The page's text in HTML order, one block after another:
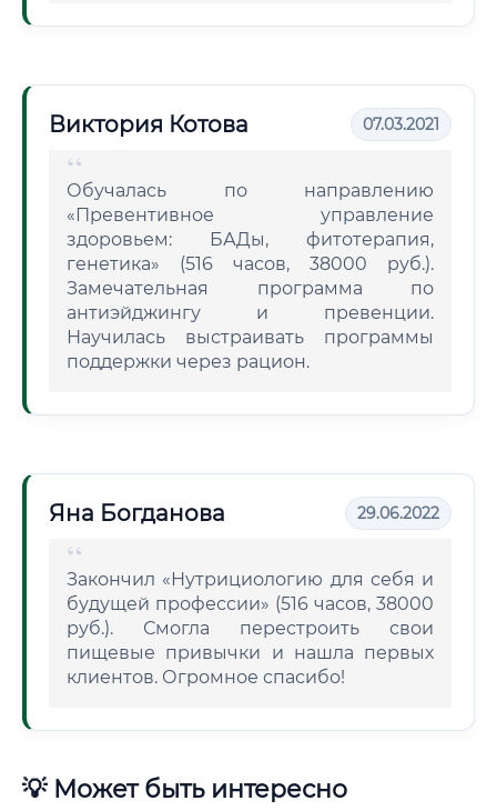
Виктория Котова 07.03.2021
Обучалась по направлению
«Превентивное управление
здоровьем: БАДы, фитотерапия,
генетика» (516 часов, 38000 руб.).
Замечательная программа по
антиэйджингу и превенции.
Научилась выстраивать программы
поддержки через рацион.
Яна Богданова 29.06.2022
Закончил «Нутрициологию для себя и
будущей профессии» (516 часов, 38000
руб.). Смогла перестроить свои
пищевые привычки и нашла первых
клиентов. Огромное спасибо!
💡 Может быть интересно